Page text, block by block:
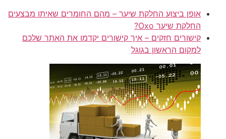
אופן ביצוע החלקת שיער – מהם החומרים שאיתו מבצעים
החלקת שיער Oxo?
קישורים חזקים – איך קישורים יקדמו את האתר שלכם
למקום הראשון בגוגל